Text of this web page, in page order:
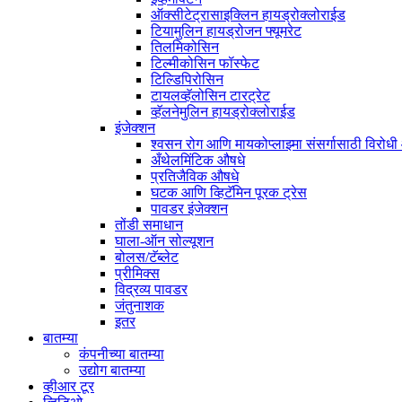
ऑक्सीटेट्रासाइक्लिन हायड्रोक्लोराईड
टियामुलिन हायड्रोजन फ्यूमरेट
तिलमिकोसिन
टिल्मीकोसिन फॉस्फेट
टिल्डिपिरोसिन
टायलव्हॅलोसिन टारट्रेट
व्हॅलनेमुलिन हायड्रोक्लोराईड
इंजेक्शन
श्वसन रोग आणि मायकोप्लाझ्मा संसर्गासाठी
अँथेलमिंटिक औषधे
प्रतिजैविक औषधे
घटक आणि व्हिटॅमिन पूरक ट्रेस
पावडर इंजेक्शन
तोंडी समाधान
घाला-ऑन सोल्यूशन
बोलस/टॅब्लेट
प्रीमिक्स
विद्रव्य पावडर
जंतुनाशक
इतर
बातम्या
कंपनीच्या बातम्या
उद्योग बातम्या
व्हीआर टूर